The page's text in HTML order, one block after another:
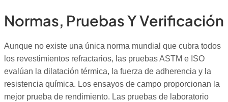
Normas, Pruebas Y Verificación
Aunque no existe una única norma mundial que cubra todos
los revestimientos refractarios, las pruebas ASTM e ISO
evalúan la dilatación térmica, la fuerza de adherencia y la
resistencia química. Los ensayos de campo proporcionan la
mejor prueba de rendimiento. Las pruebas de laboratorio